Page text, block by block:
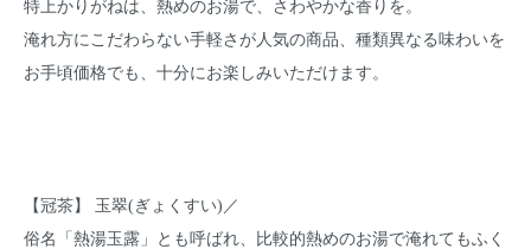
特上かりがねは、熱めのお湯で、さわやかな香りを。
淹れ方にこだわらない手軽さが人気の商品、種類異なる味わいを
お手頃価格でも、十分にお楽しみいただけます。
【冠茶】 玉翠(ぎょくすい)／
俗名「熱湯玉露」とも呼ばれ、比較的熱めのお湯で淹れてもふく